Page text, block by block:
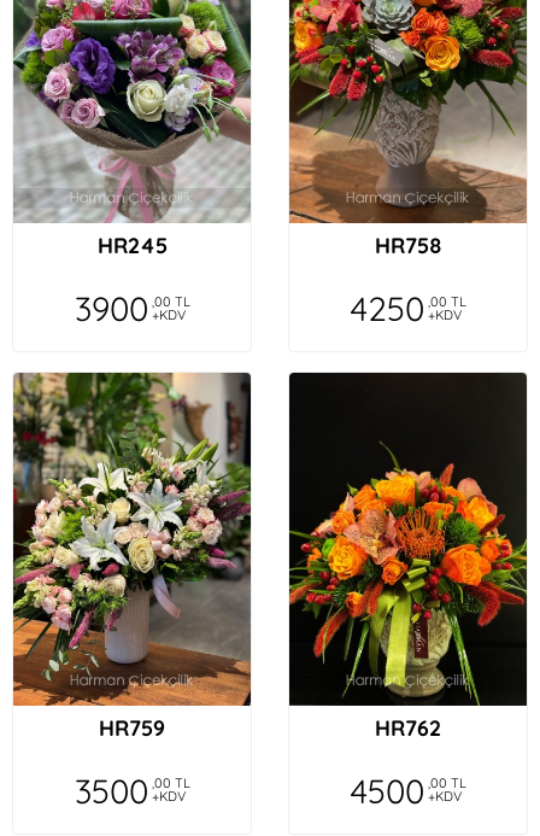
HR245
3900 ,00 TL
+KDV
HR758
4250 ,00 TL
+KDV
HR759
3500 ,00 TL
+KDV
HR762
4500 ,00 TL
+KDV